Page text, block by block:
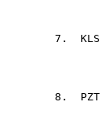
7. KLS
8. PZT